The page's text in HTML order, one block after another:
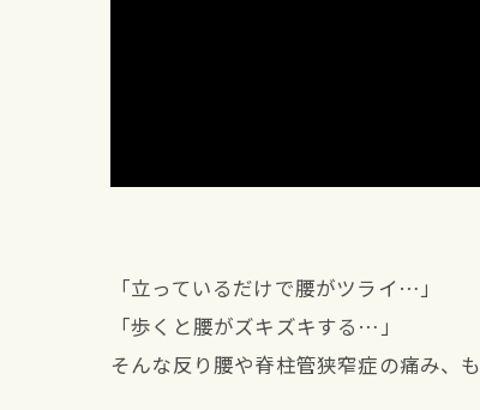
「立っているだけで腰がツライ…」
「歩くと腰がズキズキする…」
そんな反り腰や脊柱管狭窄症の痛み、